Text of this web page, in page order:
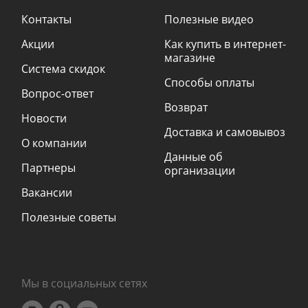
Контакты
Акции
Система скидок
Вопрос-ответ
Новости
О компании
Партнеры
Вакансии
Полезные советы
Полезные видео
Как купить в интернет-
магазине
Способы оплаты
Возврат
Доставка и самовывоз
Данные об
организации
Мы в социальных сетях